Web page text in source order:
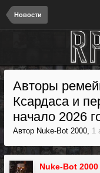
Новости
Авторы
Ксардаса и
начало 2026
Автор Nuke-Bot 2000, 1
Nuke-Bot 2000